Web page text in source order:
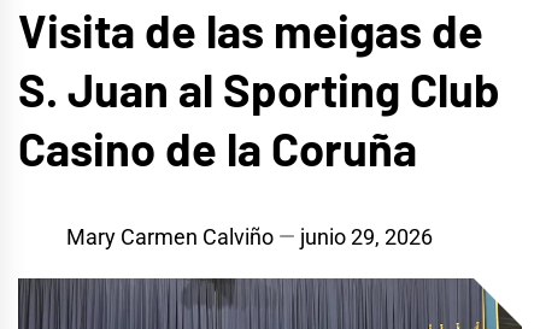
Visita de las meigas de
S. Juan al Sporting Club
Casino de la Coruña
Mary Carmen Calviño junio 29, 2026